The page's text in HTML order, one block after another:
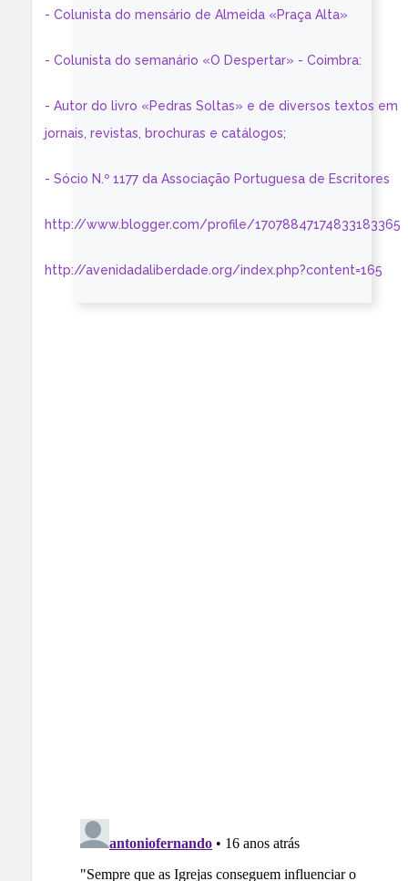
- Colunista do mensário de Almeida «Praça Alta»
- Colunista do semanário «O Despertar» - Coimbra:
- Autor do livro «Pedras Soltas» e de diversos textos em
jornais, revistas, brochuras e catálogos;
- Sócio N.º 1177 da Associação Portuguesa de Escritores
http://www.blogger.com/profile/17078847174833183365
http://avenidadaliberdade.org/index.php?content=165